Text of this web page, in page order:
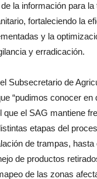
la información para
fortaleciendo la
y la
y erradicación.
Subsecretario de
“pudimos conocer en
que el SAG mantiene
etapas del
de trampas, hasta
de productos
de las zonas